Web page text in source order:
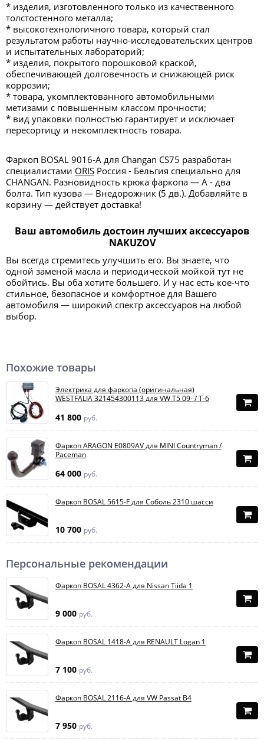
* изделия, изготовленного только из качественного
толстостенного металла;
* высокотехнологичного товара, который стал
результатом работы научно-исследовательских центров
и испытательных лабораторий;
* изделия, покрытого порошковой краской,
обеспечивающей долговечность и снижающей риск
коррозии;
* товара, укомплектованного автомобильными
метизами с повышенным классом прочности;
* вид упаковки полностью гарантирует и исключает
пересортицу и некомплектность товара.
Фаркоп BOSAL 9016-A для Changan CS75 разработан
специалистами ORIS Россия - Бельгия специально для
CHANGAN. Разновидность крюка фаркопа — А - два
болта. Тип кузова — Внедорожник (5 дв.). Добавляйте в
корзину — действует доставка!
Ваш автомобиль достоин лучших аксессуаров
NAKUZOV
Вы всегда стремитесь улучшить его. Вы знаете, что
одной заменой масла и периодической мойкой тут не
обойтись. Вы оба хотите большего. И у нас есть кое-что
стильное, безопасное и комфортное для Вашего
автомобиля — широкий спектр аксессуаров на любой
выбор.
Похожие товары
Электрика для фаркопа (оригинальная)
WESTFALIA 321454300113 для VW T5 09- / T-6
41 800 руб.
Фаркоп ARAGON E0809AV для MINI Countryman /
Paceman
64 000 руб.
Фаркоп BOSAL 5615-F для Соболь 2310 шасси
10 700 руб.
Персональные рекомендации
Фаркоп BOSAL 4362-A для Nissan Tiida 1
9 000 руб.
Фаркоп BOSAL 1418-A для RENAULT Logan 1
7 100 руб.
Фаркоп BOSAL 2116-A для VW Passat B4
7 950 руб.